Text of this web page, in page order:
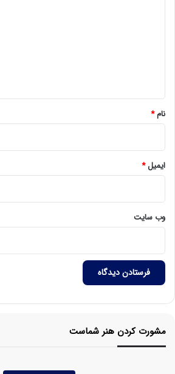
نام*
ایمیل*
وب‌ سایت
مشورت کردن هنر شماست